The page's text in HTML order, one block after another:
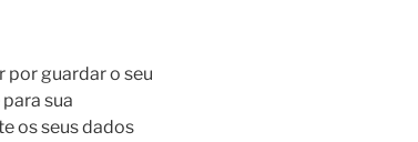
por guardar o seu
sua
os seus dados